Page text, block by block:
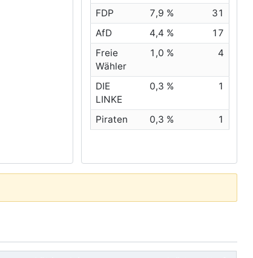
FDP 7,9 %
31
AfD
4,4 %
17
Freie
Wähler
1,0 % 4
DIE
LINKE
0,3 % 1
Piraten 0,3 % 1